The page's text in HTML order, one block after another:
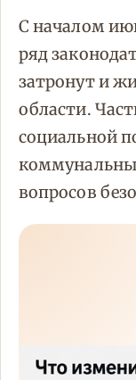
С началом
ряд
затронут и
области.
социальной
вопросов